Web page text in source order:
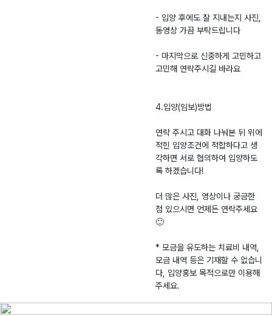
- 입양 후에도 잘 지내는지 사진,
동영상 가끔 부탁드립니다
- 마지막으로 신중하게 고민하고
고민해 연락주시길 바라요
4.입양(임보)방법
연락 주시고 대화 나눠본 뒤 위에
적힌 입양조건에 적합하다고 생
각하면 서로 협의하여 입양하도
록 하겠습니다!
더 많은 사진, 영상이나 궁금한
점 있으시면 언제든 연락주세요
🙂
* 모금을 유도하는 치료비 내역,
모금 내역 등은 기재할 수 없습니
다, 입양홍보 목적으로만 이용해
주세요.